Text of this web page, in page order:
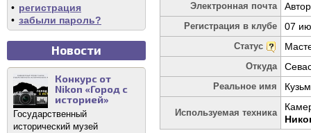
• регистрация
• забыли пароль?
Новости
Конкурс от
Nikon «Город с
историей»
Государственный
исторический музей
Электронная почта
Регистрация в клубе 07
Статус
Откуда
Реальное имя
Используемая техника